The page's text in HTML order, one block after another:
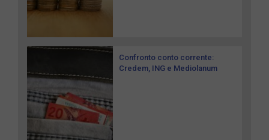
Confronto conto corrente:
Credem, ING e Mediolanum